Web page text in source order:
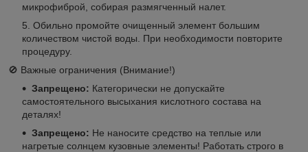
микрофиброй, собирая размягченный налет.
Обильно промойте очищенный элемент большим
количеством чистой воды. При необходимости повторите
процедуру.
🚫 Важные ограничения (Внимание!)
Запрещено: Категорически не допускайте
самостоятельного высыхания кислотного состава на
деталях!
Запрещено: Не наносите средство на теплые или
нагретые солнцем кузовные элементы! Работать строго в